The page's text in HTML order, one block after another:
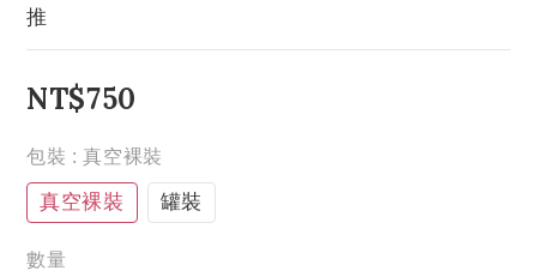
推
NT$750
包裝 : 真空裸裝
真空裸裝 罐裝
數量